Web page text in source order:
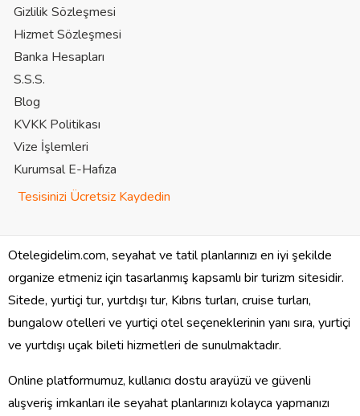
Gizlilik Sözleşmesi
Hizmet Sözleşmesi
Banka Hesapları
S.S.S.
Blog
KVKK Politikası
Vize İşlemleri
Kurumsal E-Hafıza
Tesisinizi Ücretsiz Kaydedin
Otelegidelim.com, seyahat ve tatil planlarınızı en iyi şekilde
organize etmeniz için tasarlanmış kapsamlı bir turizm sitesidir.
Sitede, yurtiçi tur, yurtdışı tur, Kıbrıs turları, cruise turları,
bungalow otelleri ve yurtiçi otel seçeneklerinin yanı sıra, yurtiçi
ve yurtdışı uçak bileti hizmetleri de sunulmaktadır.
Online platformumuz, kullanıcı dostu arayüzü ve güvenli
alışveriş imkanları ile seyahat planlarınızı kolayca yapmanızı